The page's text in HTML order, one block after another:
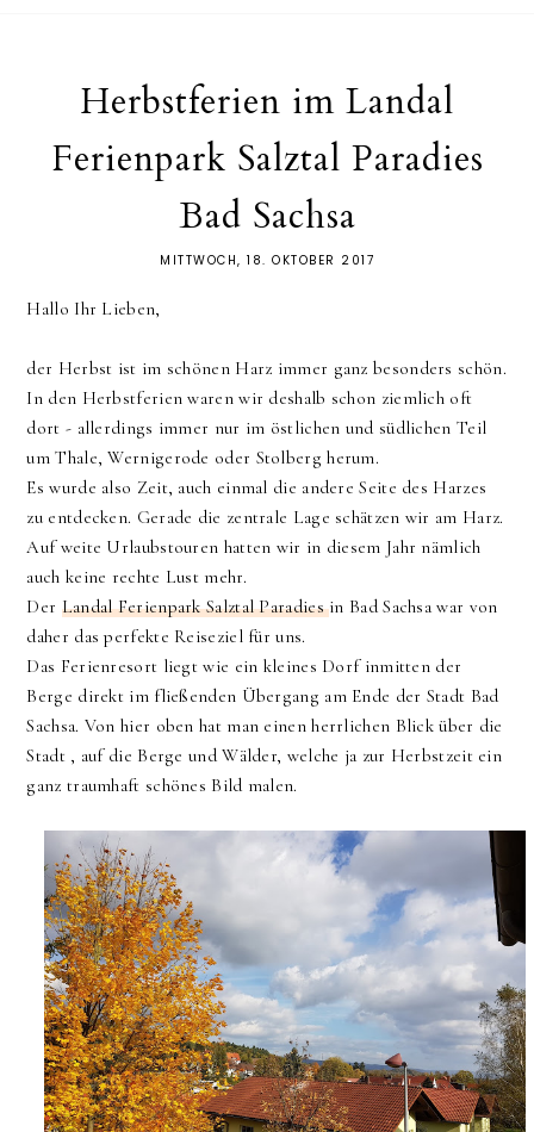
Herbstferien im Landal
Ferienpark Salztal Paradies
Bad Sachsa
MITTWOCH, 18. OKTOBER 2017
Hallo Ihr Lieben,
der Herbst ist im schönen Harz immer ganz besonders schön.
In den Herbstferien waren wir deshalb schon ziemlich oft
dort - allerdings immer nur im östlichen und südlichen Teil
um Thale, Wernigerode oder Stolberg herum.
Es wurde also Zeit, auch einmal die andere Seite des Harzes
zu entdecken. Gerade die zentrale Lage schätzen wir am Harz.
Auf weite Urlaubstouren hatten wir in diesem Jahr nämlich
auch keine rechte Lust mehr.
Der Landal Ferienpark Salztal Paradiesin Bad Sachsa war von
daher das perfekte Reiseziel für uns.
Das Ferienresort liegt wie ein kleines Dorf inmitten der
Berge direkt im fließenden Übergang am Ende der Stadt Bad
Sachsa. Von hier oben hat man einen herrlichen Blick über die
Stadt , auf die Berge und Wälder, welche ja zur Herbstzeit ein
ganz traumhaft schönes Bild malen.